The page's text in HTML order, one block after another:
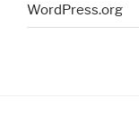
WordPress.org